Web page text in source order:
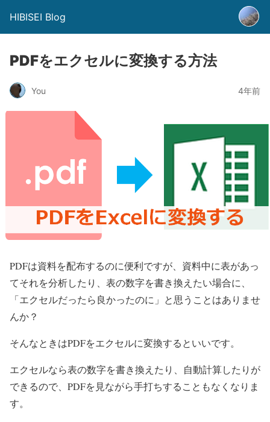
HIBISEI Blog
PDFをエクセルに変換する方法
You 4年前
PDFは資料を配布するのに便利ですが、資料中に表があっ
てそれを分析したり、表の数字を書き換えたい場合に、
「エクセルだったら良かったのに」と思うことはありませ
んか？
そんなときはPDFをエクセルに変換するといいです。
エクセルなら表の数字を書き換えたり、自動計算したりが
できるので、PDFを見ながら手打ちすることもなくなりま
す。